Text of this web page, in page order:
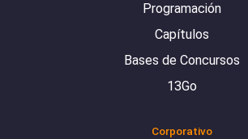
Programación
Capítulos
Bases de Concursos
13Go
Corporativo